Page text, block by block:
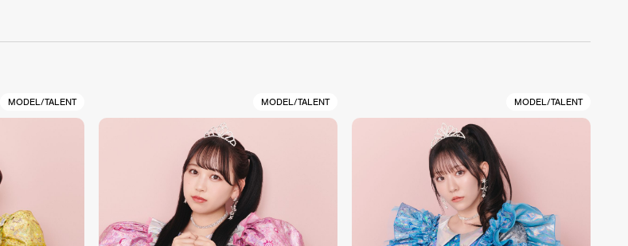
MODEL/TALENT MODEL/TALENT MODEL/TALENT